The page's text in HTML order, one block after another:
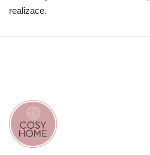
realizace.